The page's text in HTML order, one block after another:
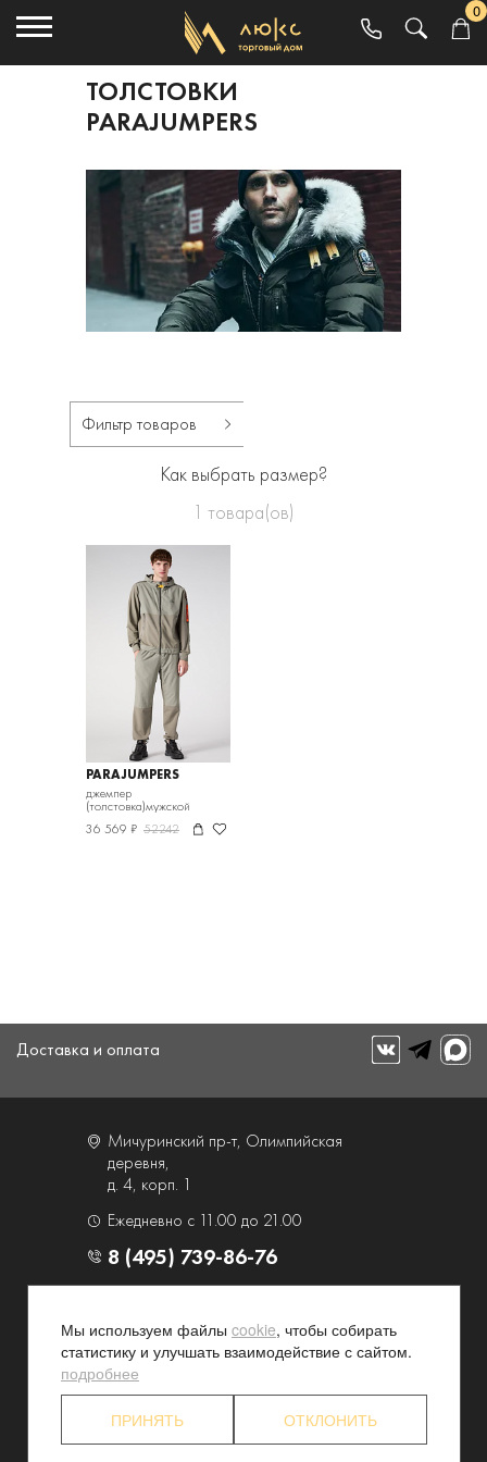
0
ТОЛСТОВКИ
PARAJUMPERS
Фильтр товаров
Как выбрать размер?
1 товара(ов)
PARAJUMPERS
джемпер
(толстовка)мужской
36 569 ₽ 52242
Доставка и оплата
Мичуринский пр-т, Олимпийская
деревня,
д. 4, корп. 1
Ежедневно с 11.00 до 21.00
8 (495) 739-86-76
Контакты и схема проезда
Наши преимущества
Программа лояльности
Партнерские программы
Конфиденциальность
Акционерам
Мы используем файлы cookie, чтобы собирать
статистику и улучшать взаимодействие с сайтом.
подробнее
ПРИНЯТЬ ОТКЛОНИТЬ